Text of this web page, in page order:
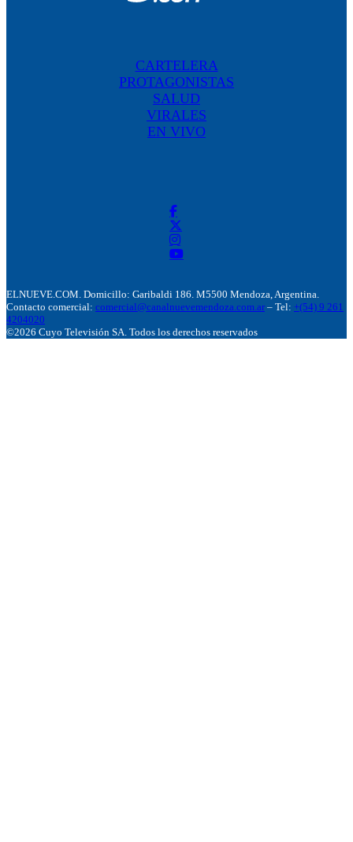
CARTELERA
PROTAGONISTAS
SALUD
VIRALES
EN VIVO
ELNUEVE.COM. Domicillo: Garibaldi 186. M5500 Mendoza, Argentina.
Contacto comercial: comercial@canalnuevemendoza.com.ar – Tel: +(54) 9 261
4204020
©2026 Cuyo Televisión SA. Todos los derechos reservados